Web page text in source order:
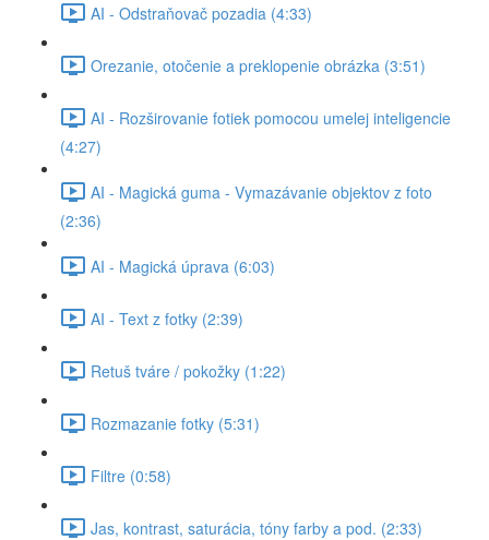
AI - Odstraňovač pozadia (4:33)
Orezanie, otočenie a preklopenie obrázka (3:51)
AI - Rozširovanie fotiek pomocou umelej inteligencie
(4:27)
AI - Magická guma - Vymazávanie objektov z foto
(2:36)
AI - Magická úprava (6:03)
AI - Text z fotky (2:39)
Retuš tváre / pokožky (1:22)
Rozmazanie fotky (5:31)
Filtre (0:58)
Jas, kontrast, saturácia, tóny farby a pod. (2:33)